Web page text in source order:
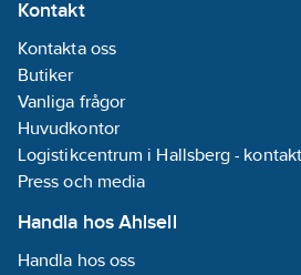
Kontakt
Kontakta oss
Butiker
Vanliga frågor
Huvudkontor
Logistikcentrum i Hallsberg -
Press och media
Handla hos Ahlsell
Handla hos oss